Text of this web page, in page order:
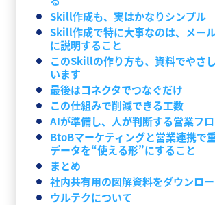
Skill作成も、実はかなりシンプル
Skill作成で特に大事なのは、メー
に説明すること
このSkillの作り方も、資料でやさ
います
最後はコネクタでつなぐだけ
この仕組みで削減できる工数
AIが準備し、人が判断する営業フ
BtoBマーケティングと営業連携で重
データを“使える形”にすること
まとめ
社内共有用の図解資料をダウンロ
ウルテクについて